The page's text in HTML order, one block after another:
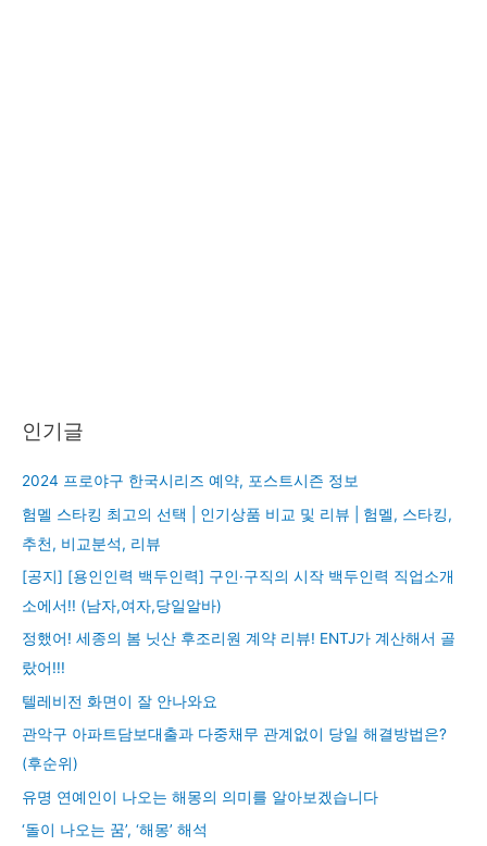
인기글
2024 프로야구 한국시리즈 예약, 포스트시즌 정보
험멜 스타킹 최고의 선택 | 인기상품 비교 및 리뷰 | 험멜, 스타킹,
추천, 비교분석, 리뷰
[공지] [용인인력 백두인력] 구인·구직의 시작 백두인력 직업소개
소에서!! (남자,여자,당일알바)
정했어! 세종의 봄 닛산 후조리원 계약 리뷰! ENTJ가 계산해서 골
랐어!!!
텔레비전 화면이 잘 안나와요
관악구 아파트담보대출과 다중채무 관계없이 당일 해결방법은?
(후순위)
유명 연예인이 나오는 해몽의 의미를 알아보겠습니다
‘돌이 나오는 꿈’, ‘해몽’ 해석